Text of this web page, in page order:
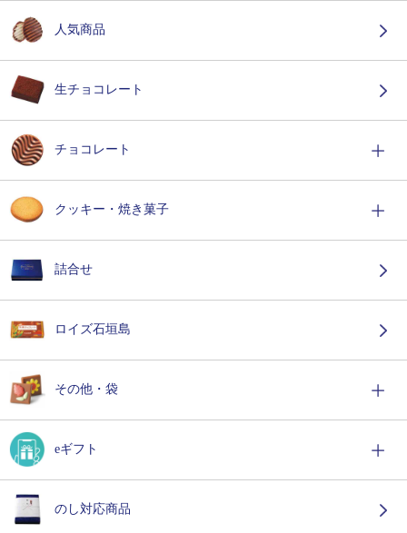
人気商品
生チョコレート
チョコレート
クッキー・焼き菓子
詰合せ
ロイズ石垣島
その他・袋
eギフト
のし対応商品